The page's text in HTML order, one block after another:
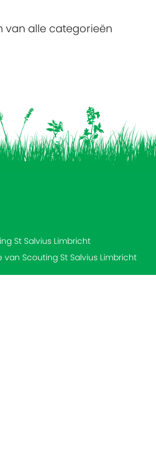
van alle categorieën
St Salvius Limbricht
Scouting St Salvius Limbricht